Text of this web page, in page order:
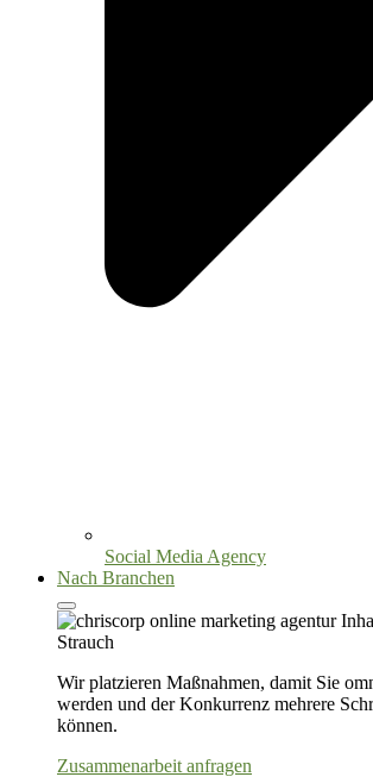
Social Media Agency
Nach Branchen
Wir platzieren Maßnahmen, damit Sie
werden und der Konkurrenz mehrere
können.
Zusammenarbeit anfragen